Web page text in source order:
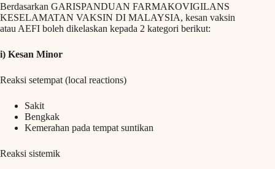
Berdasarkan GARISPANDUAN FARMAKOVIGILANS
KESELAMATAN VAKSIN DI MALAYSIA, kesan vaksin
atau AEFI boleh dikelaskan kepada 2 kategori berikut:
i) Kesan Minor
Reaksi setempat (local reactions)
Sakit
Bengkak
Kemerahan pada tempat suntikan
Reaksi sistemik